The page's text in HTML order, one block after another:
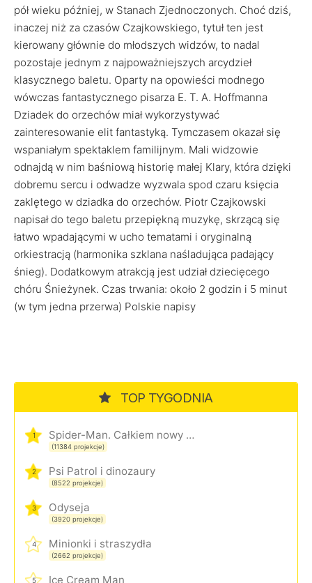
pół wieku później, w Stanach Zjednoczonych. Choć dziś,
inaczej niż za czasów Czajkowskiego, tytuł ten jest
kierowany głównie do młodszych widzów, to nadal
pozostaje jednym z najpoważniejszych arcydzieł
klasycznego baletu. Oparty na opowieści modnego
wówczas fantastycznego pisarza E. T. A. Hoffmanna
Dziadek do orzechów miał wykorzystywać
zainteresowanie elit fantastyką. Tymczasem okazał się
wspaniałym spektaklem familijnym. Mali widzowie
odnajdą w nim baśniową historię małej Klary, która dzięki
dobremu sercu i odwadze wyzwala spod czaru księcia
zaklętego w dziadka do orzechów. Piotr Czajkowski
napisał do tego baletu przepiękną muzykę, skrzącą się
łatwo wpadającymi w ucho tematami i oryginalną
orkiestracją (harmonika szklana naśladująca padający
śnieg). Dodatkowym atrakcją jest udział dziecięcego
chóru Śnieżynek. Czas trwania: około 2 godzin i 5 minut
(w tym jedna przerwa) Polskie napisy
TOP TYGODNIA
1 Spider-Man. Całkiem nowy dzień
(11384 projekcje)
2 Psi Patrol i dinozaury
(8522 projekcje)
3 Odyseja
(3920 projekcje)
4 Minionki i straszydła
(2662 projekcje)
5 Ice Cream Man